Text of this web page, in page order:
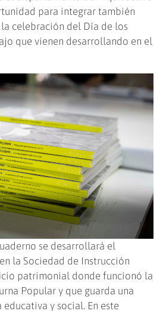
para integrar también
celebración del Día de los
que vienen desarrollando en el
se desarrollará el
la Sociedad de Instrucción
patrimonial donde funcionó la
Popular y que guarda una
y social. En este